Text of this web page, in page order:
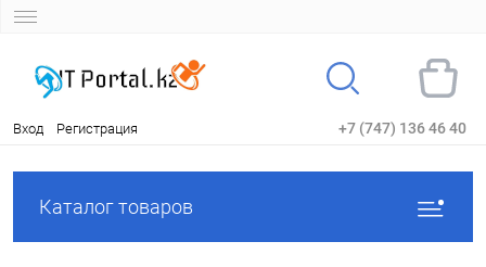
Вход Регистрация +7 (747) 136 46 40
Каталог товаров